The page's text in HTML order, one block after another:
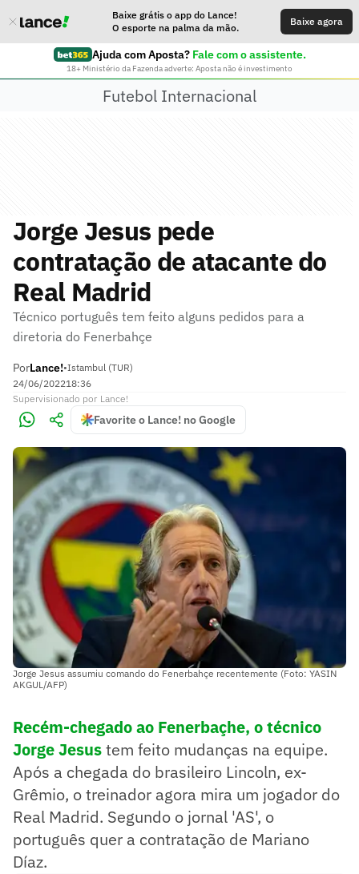
Baixe grátis o app do Lance!
O esporte na palma da mão.
Baixe agora
Ajuda com Aposta? Fale com o assistente.
18+ Ministério da Fazenda adverte: Aposta não é investimento
Futebol Internacional
Jorge Jesus pede
contratação de atacante do
Real Madrid
Técnico português tem feito alguns pedidos para a
diretoria do Fenerbahçe
PorLance!•Istambul (TUR)
24/06/202218:36
Supervisionado por Lance!
Favorite o Lance! no Google
Jorge Jesus assumiu comando do Fenerbahçe recentemente (Foto: YASIN
AKGUL/AFP)
Recém-chegado ao Fenerbaçhe, o técnico
Jorge Jesustem feito mudanças na equipe.
Após a chegada do brasileiro Lincoln, ex-
Grêmio, o treinador agora mira um jogador do
Real Madrid. Segundo o jornal 'AS', o
português quer a contratação de Mariano
Díaz.